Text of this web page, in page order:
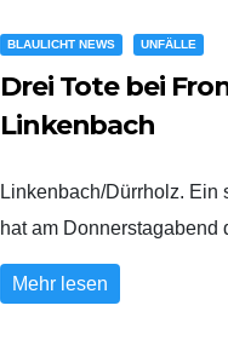
BLAULICHT NEWS UNFÄLLE
Drei Tote bei
Linkenbach
Linkenbach/Dürrholz. Ein
hat am Donnerstagabend
Mehr lesen